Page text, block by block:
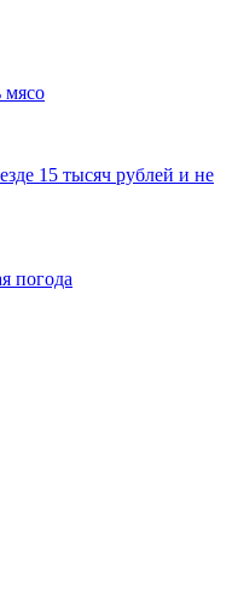
мясо
15 тысяч рублей и не
погода